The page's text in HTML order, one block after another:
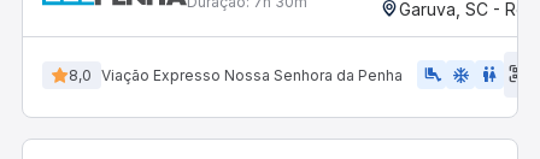
Garuva, SC -
8,0 Viação Expresso Nossa Senhora da Penha airline_seat_legroom_extra ac_unit WC